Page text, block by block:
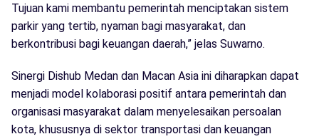
Tujuan kami membantu pemerintah menciptakan sistem
parkir yang tertib, nyaman bagi masyarakat, dan
berkontribusi bagi keuangan daerah,” jelas Suwarno.
Sinergi Dishub Medan dan Macan Asia ini diharapkan dapat
menjadi model kolaborasi positif antara pemerintah dan
organisasi masyarakat dalam menyelesaikan persoalan
kota, khususnya di sektor transportasi dan keuangan